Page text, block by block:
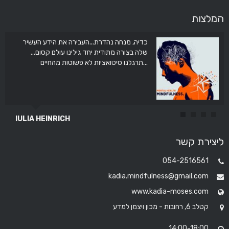
המלצות
כדיה, מנחה נהדרת...העבירה את הידע העשיר
שלה בצורה מתודית יחד גילינו עולם קסום...
תרגלנו סיטואציות לא פשוטות מהחיים...
IULIA HEINRICH
ליצירת קשר
054-2516561
kadia.mindfulness@gmail.com
www.kadia-moses.com
קטלב 6, רחובות - מכון ויצמן למדע